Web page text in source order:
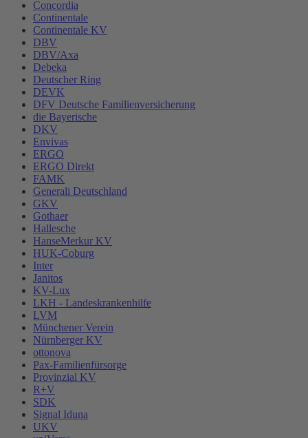
Concordia
Continentale
Continentale KV
DBV
DBV/Axa
Debeka
Deutscher Ring
DEVK
DFV Deutsche Familienversicherung
die Bayerische
DKV
Envivas
ERGO
ERGO Direkt
FAMK
Generali Deutschland
GKV
Gothaer
Hallesche
HanseMerkur KV
HUK-Coburg
Inter
Janitos
KV-Lux
LKH - Landeskrankenhilfe
LVM
Münchener Verein
Nürnberger KV
ottonova
Pax-Familienfürsorge
Provinzial KV
R+V
SDK
Signal Iduna
UKV